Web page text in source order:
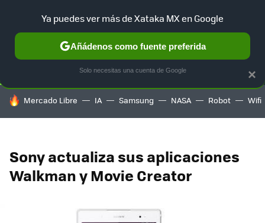
SELECCIÓN GAMING HOME AUTO TERRITORIO
HOY SE HABLA DE
Mercado Libre IA Samsung NASA Robot Wifi
Sony actualiza sus aplicaciones
Walkman y Movie Creator
×
Ya puedes ver más de Xataka MX en Google
Añádenos como fuente preferida
Solo necesitas una cuenta de Google